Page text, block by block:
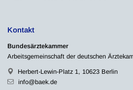
Kontakt
Bundesärztekammer
Arbeitsgemeinschaft der deutschen
Herbert-Lewin-Platz 1, 10623 Berlin
info@baek.de